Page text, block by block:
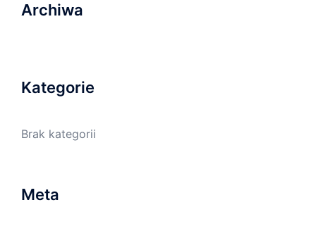
Archiwa
Kategorie
Brak kategorii
Meta